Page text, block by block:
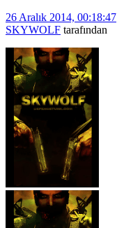
26 Aralık 2014, 00:18:47
SKYWOLF tarafından